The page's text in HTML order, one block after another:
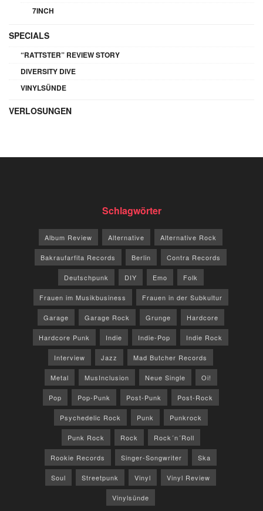
7INCH
SPECIALS
“RATTSTER” REVIEW STORY
DIVERSITY DIVE
VINYLSÜNDE
VERLOSUNGEN
Schlagwörter
Album Review Alternative Alternative Rock
Bakraufarfita Records Berlin Contra Records
Deutschpunk DIY Emo Folk
Frauen im Musikbusiness Frauen in der Subkultur
Garage Garage Rock Grunge Hardcore
Hardcore Punk Indie Indie-Pop Indie Rock
Interview Jazz Mad Butcher Records
Metal MusInclusion Neue Single Oi!
Pop Pop-Punk Post-Punk Post-Rock
Psychedelic Rock Punk Punkrock
Punk Rock Rock Rock´n´Roll
Rookie Records Singer-Songwriter Ska
Soul Streetpunk Vinyl Vinyl Review
Vinylsünde